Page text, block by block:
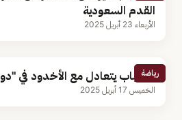
القدم السعودية
الأربعاء 23 أبريل 2025
رياضة
الشباب يتعادل مع الأخدود في
الخميس 17 أبريل 2025